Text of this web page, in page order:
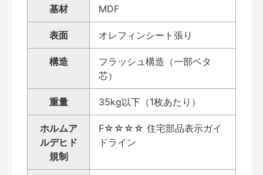
基材 MDF
表面 オレフィンシート張り
構造
フラッシュ構造（一部ベタ
芯）
重量 35kg以下（1枚あたり）
ホルムア
ルデヒド
規制
F☆☆☆☆ 住宅部品表示ガイ
ドライン